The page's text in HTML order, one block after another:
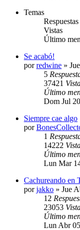
Temas
Respuestas
Vistas
Último
Se acabó!
porredwine »
5
37421
Último
Dom Jul
Siempre cae algo
por
1
14222
Último
Lun Mar
Cachureando en
porjakko » Jue
12
23053
Último
Lun Abr